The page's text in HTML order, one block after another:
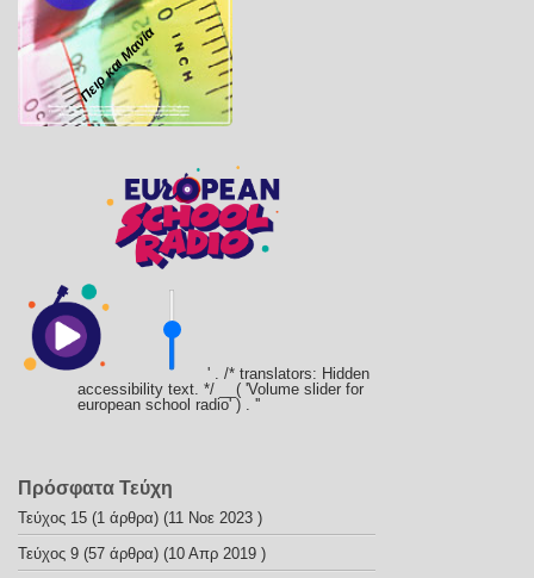
Πειρ και Μανία
' . /* translators: Hidden
accessibility text. */ __( 'Volume slider for
european school radio' ) . ''
Πρόσφατα Τεύχη
Τεύχος 15 (1 άρθρα) (11 Νοε 2023 )
Τεύχος 9 (57 άρθρα) (10 Απρ 2019 )